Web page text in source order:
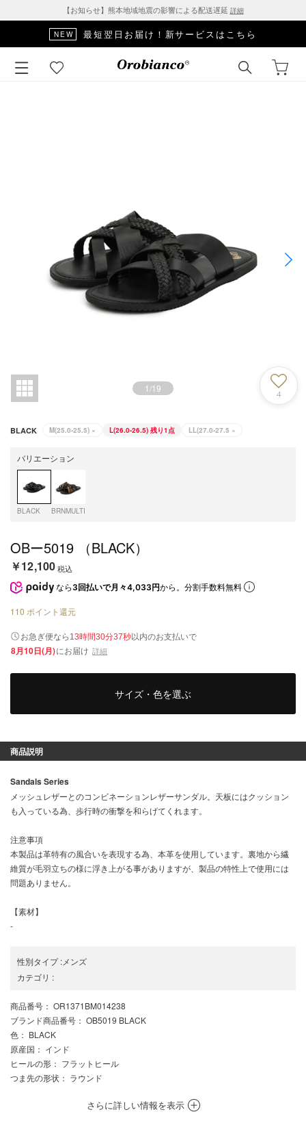
【お知らせ】熊本地域地震の影響による配送遅延 詳細
NEW 最短翌日お届け！新サービスはこちら
1/19
4
BLACK M(25.0-25.5) × L(26.0-26.5) 残り1点 LL(27.0-27.5 ×
バリエーション
BLACK BRNMULTI
OBー5019 （BLACK）
￥12,100税込
なら 3回払いで月々4,033円から。分割手数料無料
110 ポイント還元
お急ぎ便なら 13時間30分37秒以内のお支払いで
8月10日(月)にお届け 詳細
サイズ・色を選ぶ
商品説明
Sandals Series
メッシュレザーとのコンビネーションレザーサンダル。天板にはクッション
も入っている為、歩行時の衝撃を和らげてくれます。
注意事項
本製品は革特有の風合いを表現する為、本革を使用しています。裏地から繊
維質が毛羽立ちの様に浮き上がる事がありますが、製品の特性上で使用には
問題ありません。
【素材】
-
性別タイプ:メンズ
カテゴリ :
商品番号 ： OR1371BM014238
ブランド商品番号 ： OB5019 BLACK
色 ： BLACK
原産国 ： インド
ヒールの形 ： フラットヒール
つま先の形状 ： ラウンド
さらに詳しい情報を表示